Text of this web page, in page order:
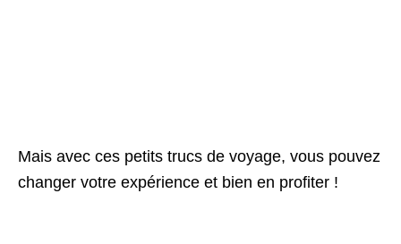
Mais avec ces petits trucs de voyage, vous pouvez
changer votre expérience et bien en profiter !